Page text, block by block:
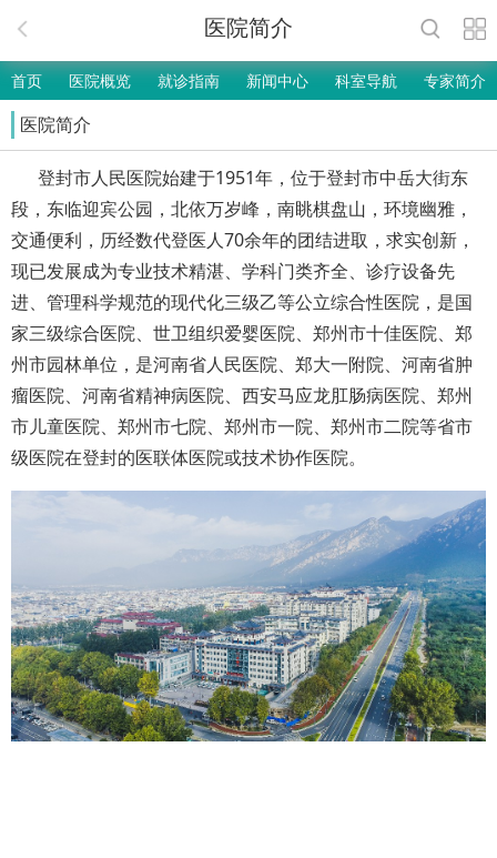
医院简介
首页 医院概览 就诊指南 新闻中心 科室导航 专家简介
医院简介
登封市人民医院始建于1951年， 位于登封市中岳大街东
段，东临迎宾公园，北依万岁峰，南眺棋盘山，环境幽雅，
交通便利， 历经数代登医人70余年的团结进取，求实创新，
现已发展成为专业技术精湛、学科门类齐全、诊疗设备先
进、管理科学规范的现代化三级乙等公立综合性医院， 是国
家三级综合医院、世卫组织爱婴医院、郑州市十佳医院、郑
州市园林单位，是河南省人民医院、郑大一附院、河南省肿
瘤医院、河南省精神病医院、西安马应龙肛肠病医院、郑州
市儿童医院、郑州市七院、郑州市一院、郑州市二院等省市
级医院在登封的医联体医院或技术协作医院。